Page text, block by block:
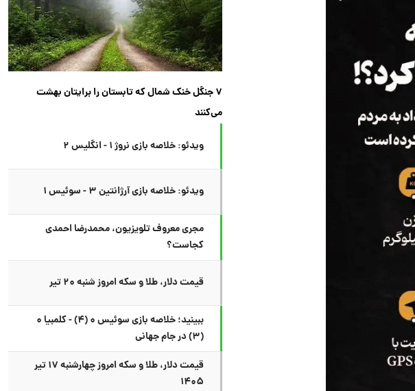
۷ جنگل خنک شمال که تابستان را برایتان بهشت
می‌کنند
ویدئو: خلاصه بازی نروژ ۱ - انگلیس ۲
ویدئو: خلاصه بازی آرژانتین ۳ - سوئیس ۱
مجری معروف تلویزیون، محمدرضا احمدی
کجاست؟
قیمت دلار، طلا و سکه امروز شنبه ۲۰ تیر
ببینید؛ خلاصه بازی سوئیس ۰ (۴) - کلمبیا ۰
(۳) در جام جهانی
قیمت دلار، طلا و سکه امروز چهارشنبه ۱۷ تیر
۱۴۰۵